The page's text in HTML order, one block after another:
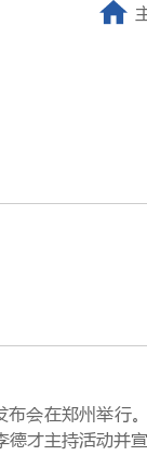
会在郑州举行
才主持活动并